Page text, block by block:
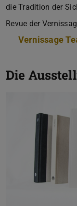
die Tradition der
Revue der
Vernissage
Die
Zurück